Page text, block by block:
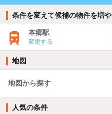
条件を変えて候補の物件を増や
本郷駅
変更する
地図
地図から探す
人気の条件